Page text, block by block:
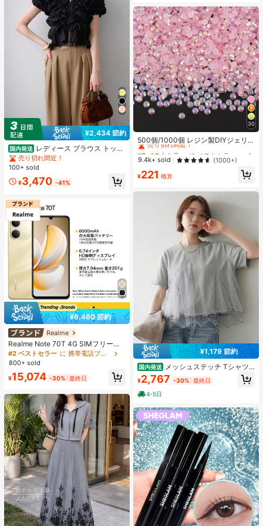
¥2,434 節約
国内発送 レディース ブラウス トップ
ス 半袖 シャーリング フリル パフス
リーブ オフショルダー 2way ボリュ
バー 骨格ウェーブ 大人可愛い きれ
いめ フェミニン デート デート 春夏
ブラック
売り切れ間近！
100+ sold
¥3,470 -41%
¥6,460 節約
Realme
Realme Note 70T 4G SIMフリー携
帯電話 4GB+64GB/4GB+128GB/4G
B+256GB グローバル版 4G LTE、A
カメラ、90Hz ディスプレイ モバイ
ルフォン プラスライト、6000mAh
大容量バッテリー、15W 急速充電、
オクタコアチップセット、アダプタ
ーなし、ベトナムでSIMロック
#2 ベストセラー
に 携帯電話ブランド 携帯電話
800+ sold
¥15,074 -30% 最終日
30
500個/1000個 レジン製DIYジェリ
ーフラットバックラインストーン、
ミニラウンドラインストーン、スマ
ホケース、カップ、靴、ブーツ、衣
類装飾、ハンドメイドDIYアイドル
ファン、ネームタグ用
売り切れ間近！
#3 ベストセラー
売り切れ間近！
#3 ベストセラー
売り切れ間近！
#3 ベストセラー
に ベストセラーの裁縫用品 アパレル縫製・生地
売り切れ間近！
9.4k+ sold (1000+)
¥221 概算
¥1,179 節約
国内発送
メッシュステッチ Tシャツ
レディース ラウンドネック 立体デザ
イン 通勤 万能 重ね着トップス
¥2,767 -30% 最終日
4-5日